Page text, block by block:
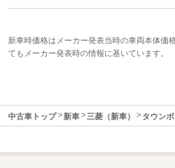
新車時価格はメーカー発表当時の車両本体価
てもメーカー発表時の情報に基いています。
中古車トップ 新車 三菱（新車） タウン